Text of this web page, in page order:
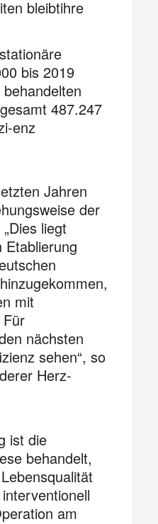
bleibtihre
bis 2019
487.247
enz
Jahren
der
liegt
mit
nächsten
sehen“, so
Herz-
ist die
behandelt,
am